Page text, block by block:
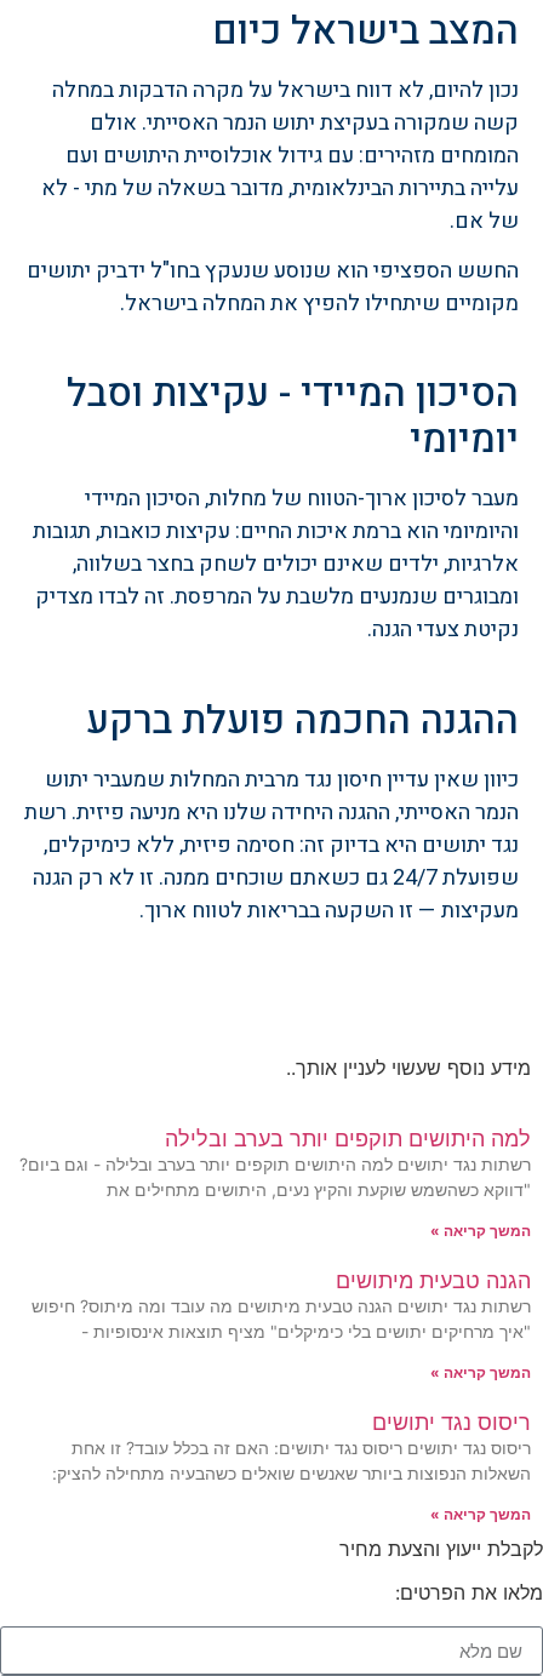
המצב בישראל כיום
נכון להיום, לא דווח בישראל על מקרה הדבקות במחלה
קשה שמקורה בעקיצת יתוש הנמר האסייתי. אולם
המומחים מזהירים: עם גידול אוכלוסיית היתושים ועם
עלייה בתיירות הבינלאומית, מדובר בשאלה של מתי - לא
של אם.
החשש הספציפי הוא שנוסע שנעקץ בחו"ל ידביק יתושים
מקומיים שיתחילו להפיץ את המחלה בישראל.
הסיכון המיידי - עקיצות וסבל
יומיומי
מעבר לסיכון ארוך-הטווח של מחלות, הסיכון המיידי
והיומיומי הוא ברמת איכות החיים: עקיצות כואבות, תגובות
אלרגיות, ילדים שאינם יכולים לשחק בחצר בשלווה,
ומבוגרים שנמנעים מלשבת על המרפסת. זה לבדו מצדיק
נקיטת צעדי הגנה.
ההגנה החכמה פועלת ברקע
כיוון שאין עדיין חיסון נגד מרבית המחלות שמעביר יתוש
הנמר האסייתי, ההגנה היחידה שלנו היא מניעה פיזית. רשת
נגד יתושים היא בדיוק זה: חסימה פיזית, ללא כימיקלים,
שפועלת 24/7 גם כשאתם שוכחים ממנה. זו לא רק הגנה
מעקיצות — זו השקעה בבריאות לטווח ארוך.
מידע נוסף שעשוי לעניין אותך..
למה היתושים תוקפים יותר בערב ובלילה
רשתות נגד יתושים למה היתושים תוקפים יותר בערב ובלילה - וגם ביום?
"דווקא כשהשמש שוקעת והקיץ נעים, היתושים מתחילים את
המשך קריאה »
הגנה טבעית מיתושים
רשתות נגד יתושים הגנה טבעית מיתושים מה עובד ומה מיתוס? חיפוש
"איך מרחיקים יתושים בלי כימיקלים" מציף תוצאות אינסופיות -
המשך קריאה »
ריסוס נגד יתושים
ריסוס נגד יתושים ריסוס נגד יתושים: האם זה בכלל עובד? זו אחת
השאלות הנפוצות ביותר שאנשים שואלים כשהבעיה מתחילה להציק:
המשך קריאה »
לקבלת ייעוץ והצעת מחיר
מלאו את הפרטים: